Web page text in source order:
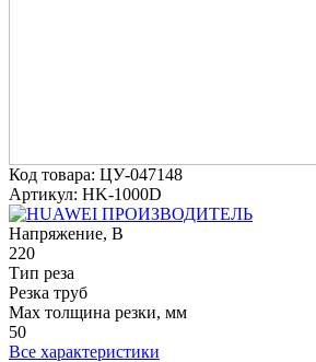
Код товара: ЦУ-047148
Артикул: HK-1000D
ПРОИЗВОДИТЕЛЬ
Напряжение, В
220
Тип реза
Резка труб
Max толщина резки, мм
50
Все характеристики